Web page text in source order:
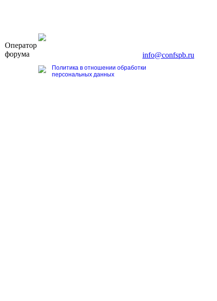
Оператор
форума
info@confspb.ru
Политика в отношении обработки
персональных данных